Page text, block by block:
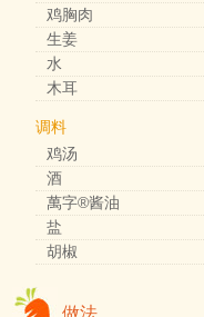
鸡胸肉
生姜
水
木耳
调料
鸡汤
酒
萬字®酱油
盐
胡椒
做法